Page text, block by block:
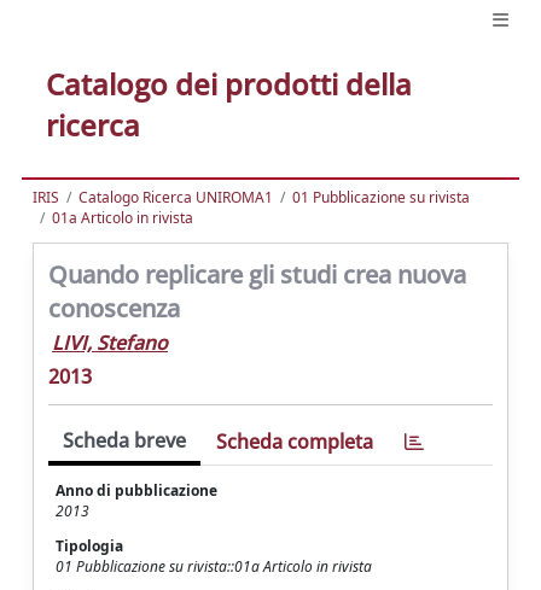
Catalogo dei prodotti della
ricerca
IRIS Catalogo Ricerca UNIROMA1
01 Pubblicazione su rivista
01a Articolo in rivista
Quando replicare gli studi crea nuova
conoscenza
LIVI, Stefano
2013
Scheda breve Scheda completa
Anno di pubblicazione
2013
Tipologia
01 Pubblicazione su rivista::01a Articolo in rivista